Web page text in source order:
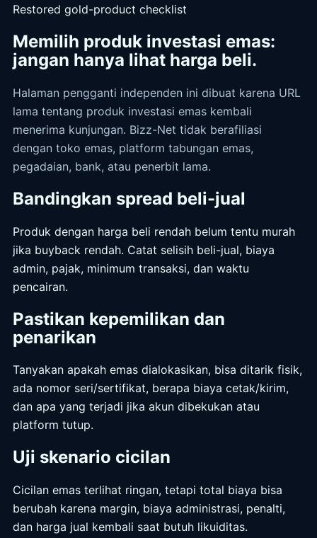
Restored gold-product checklist
Memilih produk investasi emas:
jangan hanya lihat harga beli.
Halaman pengganti independen ini dibuat karena URL
lama tentang produk investasi emas kembali
menerima kunjungan. Bizz-Net tidak berafiliasi
dengan toko emas, platform tabungan emas,
pegadaian, bank, atau penerbit lama.
Bandingkan spread beli-jual
Produk dengan harga beli rendah belum tentu murah
jika buyback rendah. Catat selisih beli-jual, biaya
admin, pajak, minimum transaksi, dan waktu
pencairan.
Pastikan kepemilikan dan
penarikan
Tanyakan apakah emas dialokasikan, bisa ditarik fisik,
ada nomor seri/sertifikat, berapa biaya cetak/kirim,
dan apa yang terjadi jika akun dibekukan atau
platform tutup.
Uji skenario cicilan
Cicilan emas terlihat ringan, tetapi total biaya bisa
berubah karena margin, biaya administrasi, penalti,
dan harga jual kembali saat butuh likuiditas.